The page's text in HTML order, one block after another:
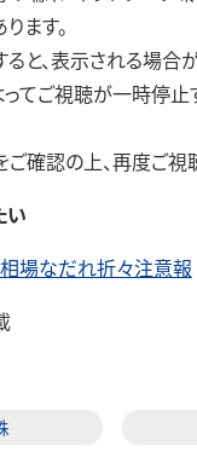
ます。
と、表示される場合が
てご視聴が一時停止
確認の上、再度ご視
い
場なだれ折々注意報